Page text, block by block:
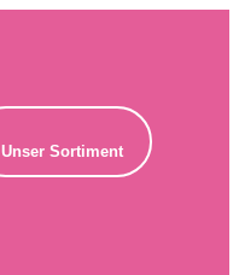
Unser Sortiment